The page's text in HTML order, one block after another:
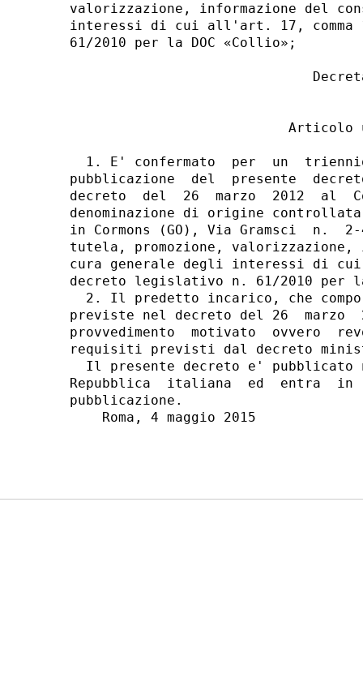
valorizzazione, informazione del
interessi di cui all'art. 17,
61/2010 per la DOC «Collio»;
1. E' confermato  per  un
pubblicazione  del  presente
decreto  del  26  marzo  2012  al
denominazione di origine
in Cormons (GO), Via Gramsci
tutela, promozione, valorizzazione,
cura generale degli interessi di
decreto legislativo n. 61/2010 per
2. Il predetto incarico, che
previste nel decreto del 26  marzo
provvedimento  motivato  ovvero
requisiti previsti dal decreto
Il presente decreto e' pubblicato
Repubblica  italiana  ed  entra
pubblicazione.
    Roma, 4 maggio 2015